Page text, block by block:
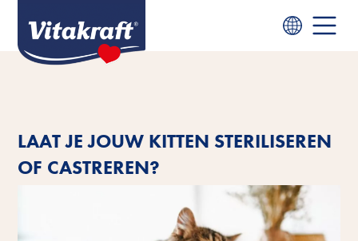
LAAT JE JOUW KITTEN STERILISEREN
OF CASTREREN?